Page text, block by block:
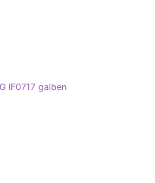
IF0717 galben